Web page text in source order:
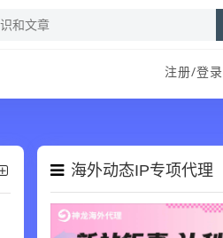
注册/登录
海外动态IP专项代理